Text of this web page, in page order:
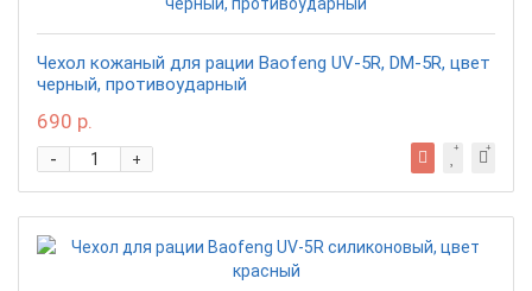
Чехол кожаный для рации Baofeng UV-5R, DM-5R, цвет
черный, противоударный
690 р.
+
-